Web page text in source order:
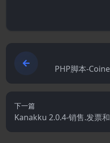
PHP脚本-
下一篇
Kanakku 2.0.4-销售.发票